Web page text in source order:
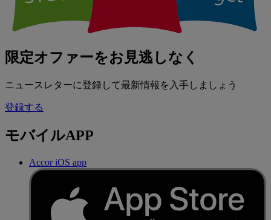
限定オファーをお見逃しなく
ニュースレターに登録して最新情報を入手しましょう
登録する
モバイルAPP
Accor iOS app